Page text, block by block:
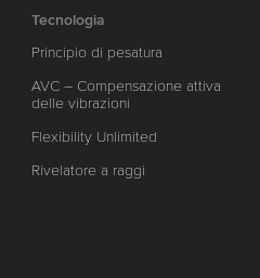
Tecnologia
Principio di pesatura
AVC – Compensazione attiva
delle vibrazioni
Flexibility Unlimited
Rivelatore a raggi